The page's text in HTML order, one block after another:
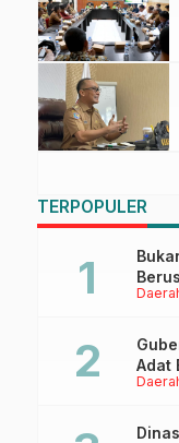
TERPOPULER
Adat